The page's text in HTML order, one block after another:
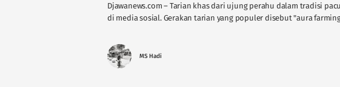
Djawanews.com – Tarian khas dari ujung perahu dalam tradisi
di media sosial. Gerakan tarian yang populer disebut "aura
MS Hadi